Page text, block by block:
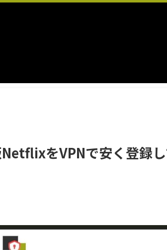
NetflixをVPNで安く登録